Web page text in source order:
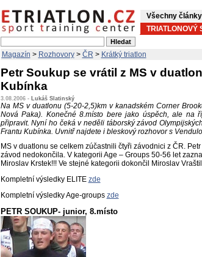
Všechny články
TRIATLONOVÝ
Magazín > Rozhovory> ČR > Krátký triatlon
Petr Soukup se vrátil z MS v
Kubínka
3.08.2006 - Lukáš Slatinský
Na MS v duatlonu (5-20-2,5)km v kanadském Corner
Nová Paka). Konečné 8.místo bere jako úspěch, ale na
připravit. Nyní ho čeká v neděli táborský závod
Frantu Kubínka. Uvnitř najdete i bleskový rozhovor s
MS v duatlonu se celkem zúčastnili čtyři závodnici z ČR.
závod nedokončila. V kategorii Age – Groups 50-56 let
Miroslav Krstek!!! Ve stejné kategorii dokončil Miroslav
Kompletní výsledky ELITE zde
Kompletní výsledky Age-groups zde
PETR SOUKUP- junior, 8.místo